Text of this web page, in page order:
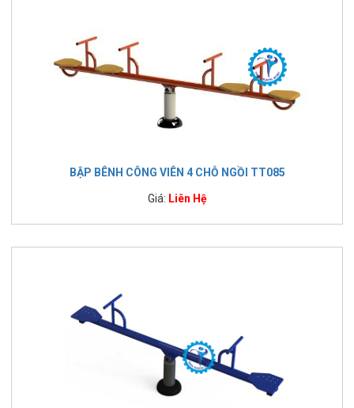
BẬP BÊNH CÔNG VIÊN 4 CHỖ NGỒI TT085
Giá: Liên Hệ